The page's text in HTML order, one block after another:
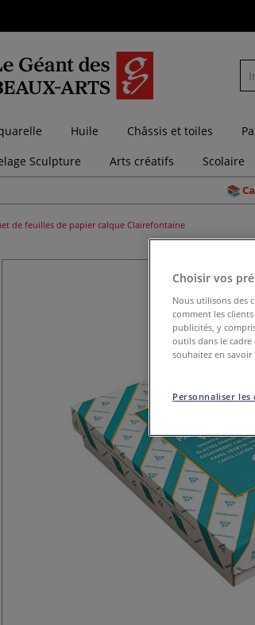
Huile Châssis et toiles
Sculpture
Arts créatifs Scolaire
de feuilles de papier calque Clairefontaine
Choisir vos
Nous utilisons des
comment les
publicités, y
outils dans le cadre
souhaitez en savoir
Personnaliser les